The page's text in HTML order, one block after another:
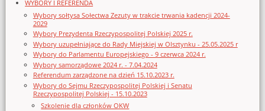
WYBORY I REFERENDA
Wybory sołtysa Sołectwa Zezuty w trakcie trwania kadencji 2024-
2029
Wybory Prezydenta Rzeczypospolitej Polskiej 2025 r.
Wybory uzupełniające do Rady Miejskiej w Olsztynku - 25.05.2025 r
Wybory do Parlamentu Europejskiego - 9 czerwca 2024 r.
Wybory samorządowe 2024 r. - 7.04.2024
Referendum zarządzone na dzień 15.10.2023 r.
Wybory do Sejmu Rzeczypospolitej Polskiej i Senatu
Rzeczypospolitej Polskiej - 15.10.2023
Szkolenie dla członków OKW